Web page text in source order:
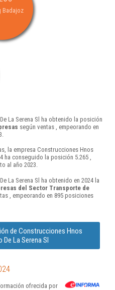
Badajoz
La Serena Sl ha obtenido la posición
según ventas , empeorando en
la empresa Construcciones Hnos
ha conseguido la posición 5.265 ,
al año 2023.
La Serena Sl ha obtenido en 2024 la
del Sector Transporte de
, empeorando en 895 posiciones
de Construcciones Hnos
La Serena Sl
ofrecida por